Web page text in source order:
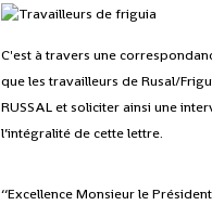
C'est à travers une
que les travailleurs de Rusal/
RUSSAL et soliciter ainsi une
l’intégralité de cette lettre.
‘‘Excellence Monsieur le